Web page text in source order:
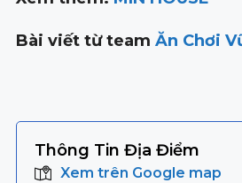
Bài viết từ team Ăn Chơi
Thông Tin Địa Điểm
Xem trên Google map